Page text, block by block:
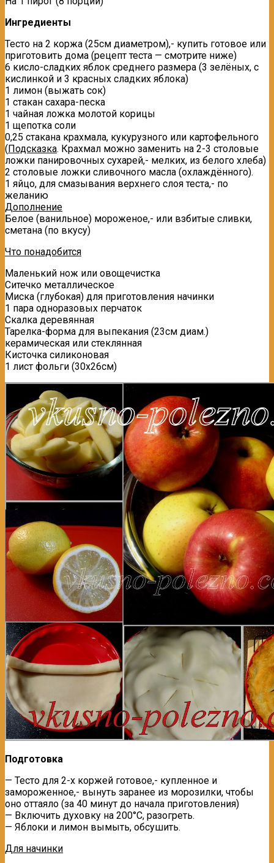
Ингредиенты
Тесто на 2 коржа (25см диаметром),- купить готовое или
приготовить дома (рецепт теста — смотрите ниже)
6 кисло-сладких яблок среднего размера (3 зелёных, с
кислинкой и 3 красных сладких яблока)
1 лимон (выжать сок)
1 стакан сахара-песка
1 чайная ложка молотой корицы
1 щепотка соли
0,25 стакана крахмала, кукурузного или картофельного
(Подсказка. Крахмал можно заменить на 2-3 столовые
ложки панировочных сухарей,- мелких, из белого хлеба)
2 столовые ложки сливочного масла (охлаждённого).
1 яйцо, для смазывания верхнего слоя теста,- по
желанию
Дополнение
Белое (ванильное) мороженое,- или взбитые сливки,
сметана (по вкусу)
Что понадобится
Mаленький нож или овощечистка
Ситечко металлическое
Миска (глубокая) для приготовления начинки
1 пара одноразовых перчаток
Скалка деревянная
Тарелка-форма для выпекания (23см диам.)
керамическая или стеклянная
Кисточка силиконовая
1 лист фольги (30х26см)
Подготовка
— Тесто для 2-х коржей готовое,- купленное и
замороженное,- вынуть заранее из морозилки, чтобы
оно оттаяло (за 40 минут до начала приготовления)
— Включить духовку на 200°С, разогреть.
— Яблоки и лимон вымыть, обсушить.
Для начинки